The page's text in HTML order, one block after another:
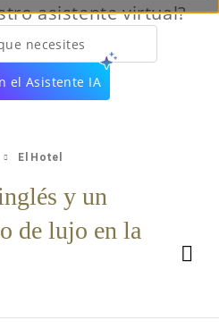
asistente virtual?
necesites
el Asistente IA
El Hotel
y un
de lujo en la